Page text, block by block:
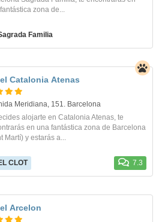
zona de...
Familia
Catalonia Atenas
Meridiana, 151. Barcelona
alojarte en Catalonia Atenas, te
en una fantástica zona de Barcelona
Martí) y estarás a...
CLOT 7.3
Arcelon